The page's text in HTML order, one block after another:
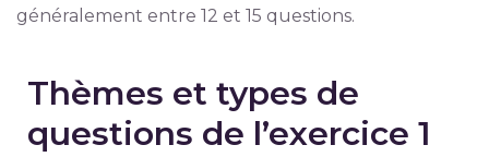
généralement entre 12 et 15 questions.
Thèmes et types de
questions de l’exercice 1